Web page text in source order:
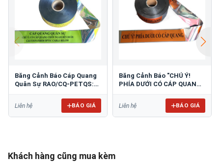
Băng Cảnh Báo Cáp Quang
Quân Sự RAO/CQ-PETQS:
Liên hệ BÁO GIÁ
Băng Cảnh Báo "CHÚ Ý!
PHÍA DƯỚI CÓ CÁP QUANG"
Liên hệ BÁO GIÁ
Khách hàng cũng mua kèm